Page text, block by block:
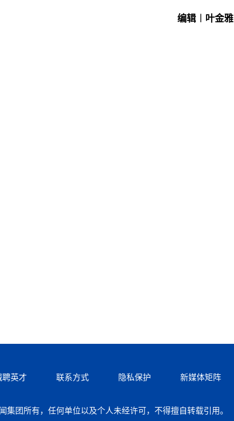
编辑︱叶金雅
聘英才 联系方式 隐私保护 新媒体矩阵
集团所有，任何单位以及个人未经许可，不得擅自转载引用。